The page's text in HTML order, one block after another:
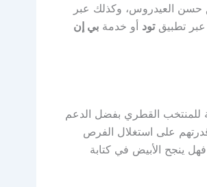
حسن العيدروس، وكذلك عبر
عبر تطبيقتود أو خدمة بي إن
للمنتخب القطري بفضل الدعم
على استغلال الفرص
ينجح الأبيض في كتابة